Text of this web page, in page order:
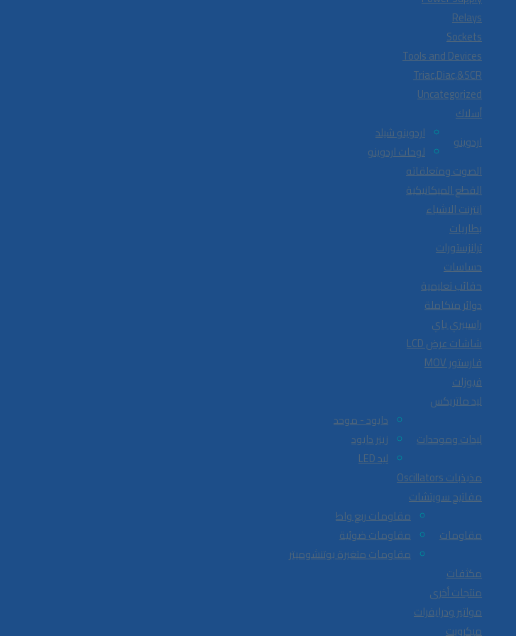
Relays
Sockets
Tools and Devices
Triac,Diac,&SCR
Uncategorized
أسلاك
اردوينو
اردوينو شيلد
لوحات اردوينو
الصوت ومتعلقاته
القطع الميكانيكية
انترنت الاشياء
بطاريات
ترانزستورات
حساسات
حقائب تعليمية
دوائر متكاملة
راسبيري باي
شاشات عرض LCD
فارستور MOV
فيوزات
ليد ماتريكس
ليدات وموحدات
دايود - موحد
زينر دايود
ليد LED
مذبذبات Oscillators
مفاتيح سويتشات
مقاومات
مقاومات ربع واط
مقاومات ضوئية
مقاومات متغيرة بوتنشوميتر
مكثفات
منتجات أخرى
مواتير ودرايفرات
ميكروبت